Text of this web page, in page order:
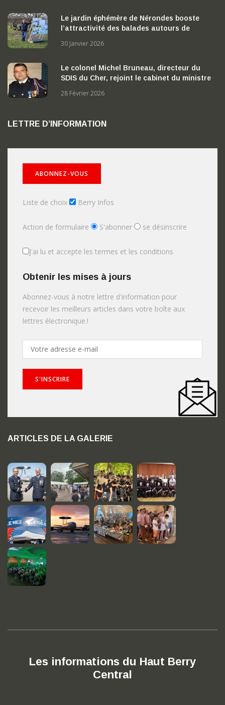
Le jardin éphémère de Nérondes booste
l’attractivité des balades autours de
30 Janvier 2026
Le colonel Michel Bruneau, directeur du
SDIS du Cher, rejoint le cabinet du ministre
28 Février 2026
LETTRE D’INFORMATION
Liste de choix Berry Infos
Action de formulaire S'abonner se désinscrire
J'ai lu et accepte les termes et les conditions
Obtenir les mises à jours
Abonnez-vous à notre lettre d'information pour
recevoir les meilleurs articles dans votre boîte aux
lettres électronique.!
ARTICLES DE LA GALERIE
Les informations du Haut Berry
Central